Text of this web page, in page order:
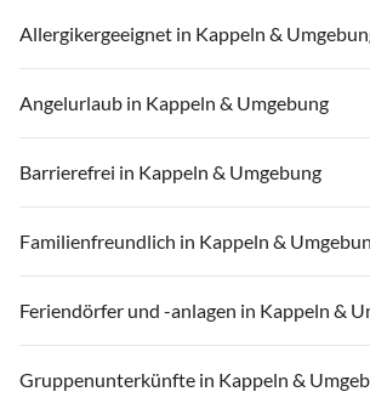
Allergikergeeignet in Kappeln &
Angelurlaub in Kappeln & Umgebung
Barrierefrei in Kappeln & Umgebung
Familienfreundlich in Kappeln &
Feriendörfer und -anlagen in Kappeln &
Gruppenunterkünfte in Kappeln &